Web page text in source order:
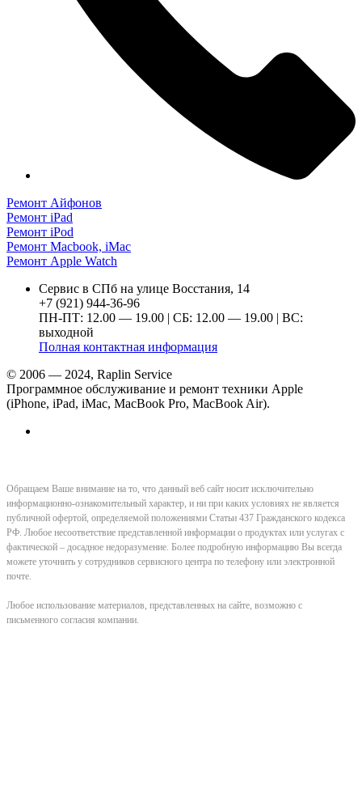
Ремонт Айфонов
Ремонт iPad
Ремонт iPod
Ремонт Macbook, iMac
Ремонт Apple Watch
Сервис в СПб на улице Восстания, 14
+7 (921) 944-36-96
ПН-ПТ: 12.00 — 19.00 | СБ: 12.00 — 19.00 | ВС:
выходной
Полная контактная информация
© 2006 — 2024, Raplin Service
Программное обслуживание и ремонт техники Apple
(iPhone, iPad, iMac, MacBook Pro, MacBook Air).
Обращаем Ваше внимание на то, что данный веб сайт носит исключительно
информационно-ознакомительный характер, и ни при каких условиях не является
публичной офертой, определяемой положениями Статьи 437 Гражданского кодекса
РФ. Любое несоответствие представленной информации о продуктах или услугах с
фактической – досадное недоразумение. Более подробную информацию Вы всегда
можете уточнить у сотрудников сервисного центра по телефону или электронной
почте.
Любое использование материалов, представленных на сайте, возможно с
письменного согласия компании.